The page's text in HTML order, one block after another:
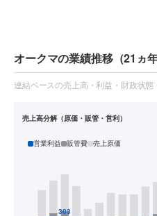
オークマの業績推移（21ヵ
連結ベースの売上高・利益・財政状態
売上高分解（原価・販管・営利）
営業利益 販管費 売上原価